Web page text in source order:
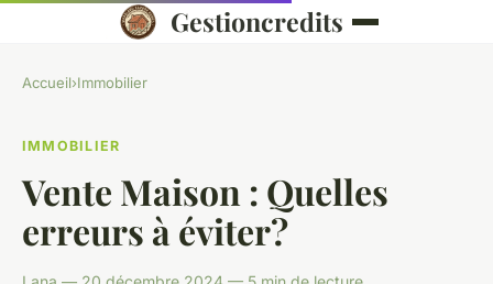
Gestioncredits
Accueil›Immobilier
IMMOBILIER
Vente Maison : Quelles
erreurs à éviter?